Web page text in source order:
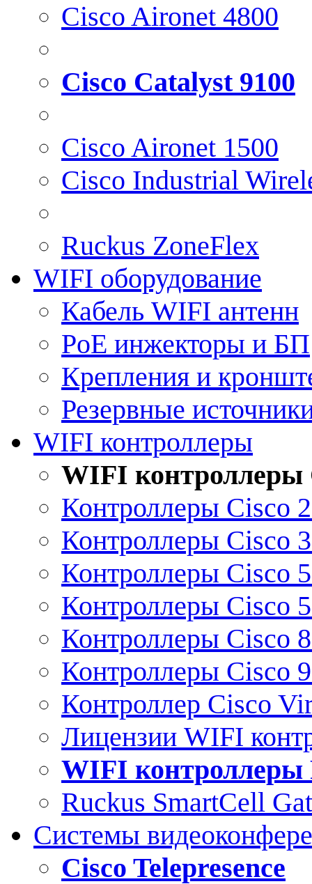
Cisco Aironet 4800
Cisco Catalyst 9100
Cisco Aironet 1500
Cisco Industrial
Ruckus ZoneFlex
WIFI оборудование
Кабель WIFI антенн
PoE инжекторы и БП
Крепления и
Резервные
WIFI контроллеры
WIFI контроллеры
Контроллеры Cisco
Контроллеры Cisco
Контроллеры Cisco
Контроллеры Cisco
Контроллеры Cisco
Контроллеры Cisco
Контроллер Cisco
Лицензии WIFI
WIFI контроллеры
Ruckus SmartCell
Системы
Cisco Telepresence